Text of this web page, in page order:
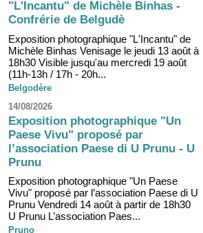
"L'Incantu" de Michèle Binhas -
Confrérie de Belgudè
Exposition photographique "L'Incantu" de
Michèle Binhas Venisage le jeudi 13 août à
18h30 Visible jusqu'au mercredi 19 août
(11h-13h / 17h - 20h...
Belgodère
14/08/2026
Exposition photographique "Un
Paese Vivu" proposé par
l’association Paese di U Prunu - U
Prunu
Exposition photographique "Un Paese
Vivu" proposé par l’association Paese di U
Prunu Vendredi 14 août à partir de 18h30
U Prunu L’association Paes...
Pruno